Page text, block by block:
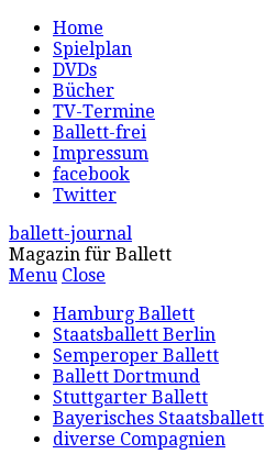
Home
Spielplan
DVDs
Bücher
TV-Termine
Ballett-frei
Impressum
facebook
Twitter
ballett-journal
Magazin für Ballett
Menu Close
Hamburg Ballett
Staatsballett Berlin
Semperoper Ballett
Ballett Dortmund
Stuttgarter Ballett
Bayerisches Staatsballett
diverse Compagnien